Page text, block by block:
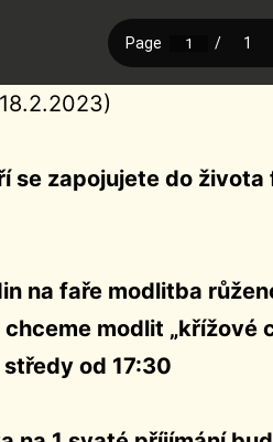
se zapojujete do
na faře modlitba
modlit „křížové
od 17:30